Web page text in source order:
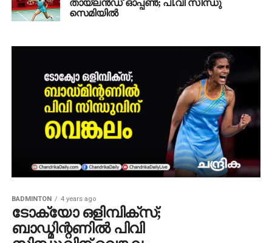
തായ്‌ലന്‍ഡ് ഓപ്പണ്‍; പി.വി സിന്ധു
സെമിയില്‍
BADMINTON 4 years ago
ടോക്യോ ഒളിമ്പിക്‌സ്;
ബാഡ്മിന്റണില്‍ പിവി